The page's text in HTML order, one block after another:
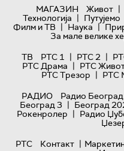
МАГАЗИН
Живот |
Технологијa | Путујемо
Филм и ТВ | Наука |
За мале велике
ТВ
РТС 1 | РТС 2 |
РТС Драма | РТС
РТС Трезор | РТС
РАДИО
Радио
Београд 3 | Београд
Рокенролер | Радио
РТС
Контакт |